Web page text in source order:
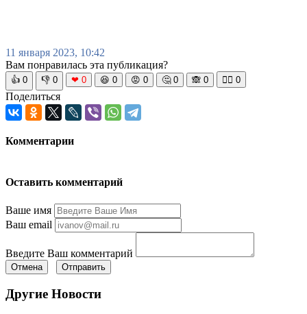
11 января 2023, 10:42
Вам понравилась эта публикация?
👍 0 👎 0 ❤ 0 😆 0 😡 0 🤔 0 🙈 0 🧘‍♀️ 0
Поделиться
Комментарии
Оставить комментарий
Ваше имя
Ваш email
Введите Ваш комментарий
Отмена Отправить
Другие Новости